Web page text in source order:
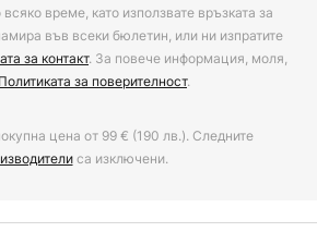
време, като използвате връзката за
във всеки бюлетин, или ни изпратите
за контакт. За повече информация, моля,
Политиката за поверителност.
цена от 99 € (190 лв.). Следните
са изключени.